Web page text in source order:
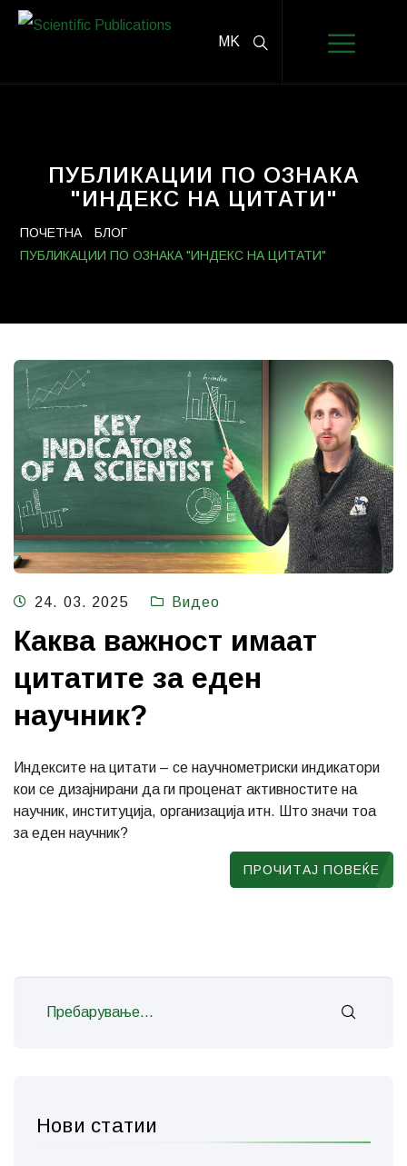
MK
ПУБЛИКАЦИИ ПО ОЗНАКА
"ИНДЕКС НА ЦИТАТИ"
ПОЧЕТНА
БЛОГ
ПУБЛИКАЦИИ ПО ОЗНАКА "ИНДЕКС НА ЦИТАТИ"
24. 03. 2025 Видео
Каква важност имаат
цитатите за еден
научник?
Индексите на цитати – се научнометриски индикатори
кои се дизајнирани да ги проценат активностите на
научник, институција, организација итн. Што значи тоа
за еден научник?
ПРОЧИТАЈ ПОВЕЌЕ
Нови статии